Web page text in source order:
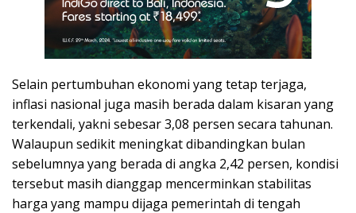
Selain pertumbuhan ekonomi yang tetap terjaga,
inflasi nasional juga masih berada dalam kisaran yang
terkendali, yakni sebesar 3,08 persen secara tahunan.
Walaupun sedikit meningkat dibandingkan bulan
sebelumnya yang berada di angka 2,42 persen, kondisi
tersebut masih dianggap mencerminkan stabilitas
harga yang mampu dijaga pemerintah di tengah